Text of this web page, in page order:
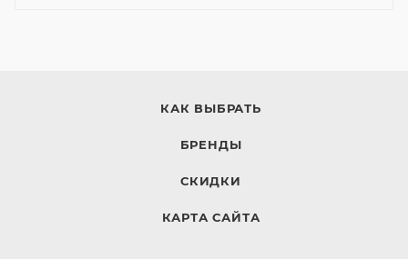
КАК ВЫБРАТЬ
БРЕНДЫ
СКИДКИ
КАРТА САЙТА